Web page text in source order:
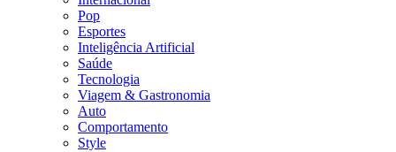
Pop
Esportes
Inteligência Artificial
Saúde
Tecnologia
Viagem & Gastronomia
Auto
Comportamento
Style